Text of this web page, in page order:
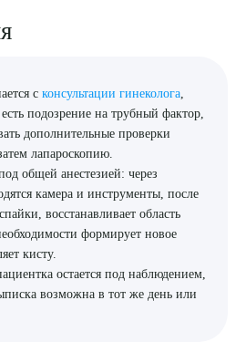
сконсультации гинеколога
есть подозрение на трубный фактор,
дополнительные проверки
лапароскопию.
общей анестезией: через
камера и инструменты, после
восстанавливает область
формирует новое
кисту.
остается под наблюдением,
возможна в тот же день или